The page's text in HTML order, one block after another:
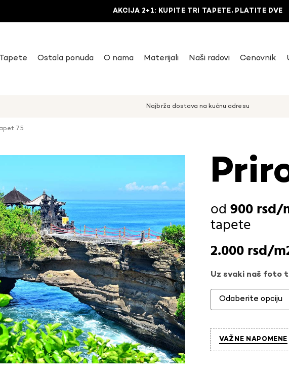
AKCIJA 2+1: KUPITE TRI TAPETE, PLATITE DVE
Tapete Ostala ponuda O nama Materijali Naši radovi Cenovnik
Najbrža dostava na kućnu adresu
75
900rsd
tapete
2.000rsd
Uz svaki naš foto
VAŽNE NAPOMENE